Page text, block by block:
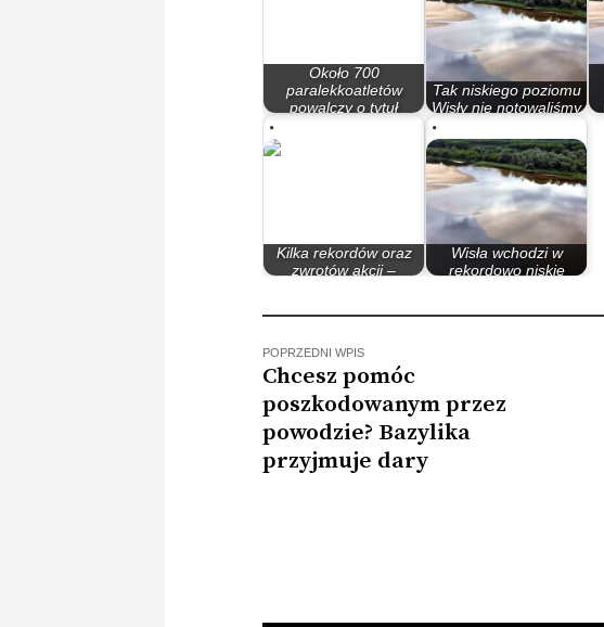
Około 700
paralekkoatletów
powalczy o tytuł
Tak niskiego poziomu
Wisły nie notowaliśmy
Kilka rekordów oraz
zwrotów akcji –
Wisła wchodzi w
rekordowo niskie
POPRZEDNI WPIS
Chcesz pomóc
poszkodowanym przez
powodzie? Bazylika
przyjmuje dary